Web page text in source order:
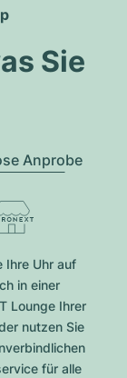
Sie
Anprobe
Ihre Uhr auf
in einer
Lounge Ihrer
nutzen Sie
für alle